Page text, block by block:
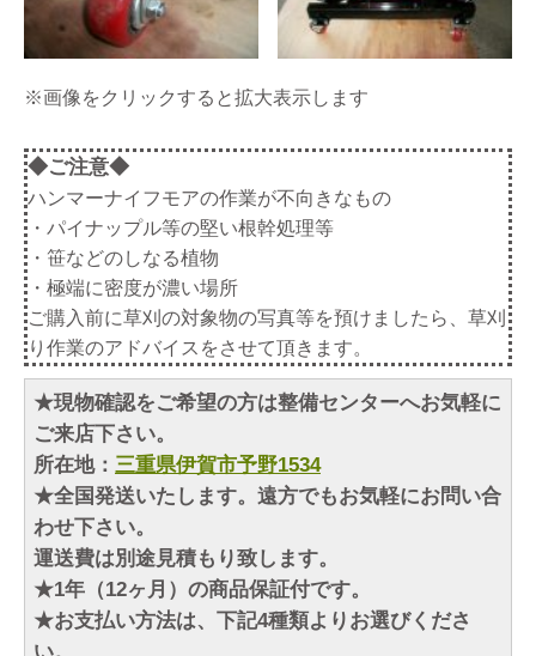
※画像をクリックすると拡大表示します
◆ご注意◆
ハンマーナイフモアの作業が不向きなもの
・パイナップル等の堅い根幹処理等
・笹などのしなる植物
・極端に密度が濃い場所
ご購入前に草刈の対象物の写真等を預けましたら、草刈
り作業のアドバイスをさせて頂きます。
★現物確認をご希望の方は整備センターへお気軽に
ご来店下さい。
所在地： 三重県伊賀市予野1534
★全国発送いたします。遠方でもお気軽にお問い合
わせ下さい。
運送費は別途見積もり致します。
★1年（12ヶ月）の商品保証付です。
★お支払い方法は、下記4種類よりお選びくださ